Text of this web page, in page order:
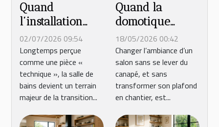
Quand
l’installation
devient durable
: repenser la
salle de bains
de demain
02/07/2026 09:54
Longtemps perçue
comme une pièce «
technique », la salle de
bains devient un terrain
majeur de la transition...
Quand la
domotique
redéfinit
l’ambiance
lumineuse du
salon
18/05/2026 00:42
Changer l’ambiance d’un
salon sans se lever du
canapé, et sans
transformer son plafond
en chantier, est...